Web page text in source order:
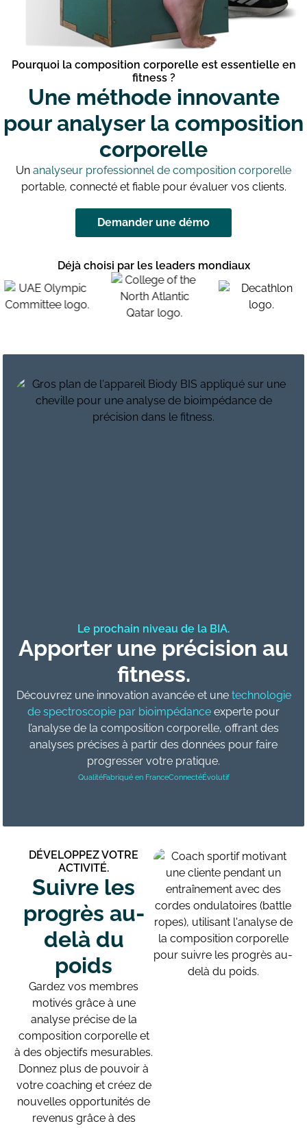
Pourquoi la composition corporelle est essentielle en
fitness ?
Une méthode innovante
pour analyser la composition
corporelle
Un analyseur professionnel de composition corporelle
portable, connecté et fiable pour évaluer vos clients.
Demander une démo
Déjà choisi par les leaders mondiaux
Le prochain niveau de la BIA.
Apporter une précision au
fitness.
Découvrez une innovation avancée et une technologie
de spectroscopie par bioimpédance experte pour
l’analyse de la composition corporelle, offrant des
analyses précises à partir des données pour faire
progresser votre pratique.
QualitéFabriqué en FranceConnectéÉvolutif
DÉVELOPPEZ VOTRE
ACTIVITÉ.
Suivre les
progrès au-
delà du
poids
Gardez vos membres
motivés grâce à une
analyse précise de la
composition corporelle et
à des objectifs mesurables.
Donnez plus de pouvoir à
votre coaching et créez de
nouvelles opportunités de
revenus grâce à des